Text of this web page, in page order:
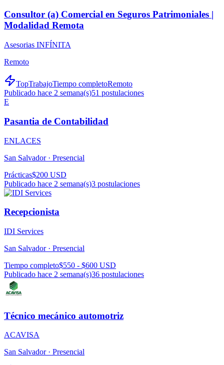
Consultor (a) Comercial en Seguros Patrimoniales |
Modalidad Remota
Asesorias INFÍNITA
Remoto
TopTrabajoTiempo completoRemoto
Publicado hace 2 semana(s)51 postulaciones
E
Pasantia de Contabilidad
ENLACES
San Salvador · Presencial
Prácticas$200 USD
Publicado hace 2 semana(s)3 postulaciones
Recepcionista
IDI Services
San Salvador · Presencial
Tiempo completo$550 - $600 USD
Publicado hace 2 semana(s)36 postulaciones
Técnico mecánico automotriz
ACAVISA
San Salvador · Presencial